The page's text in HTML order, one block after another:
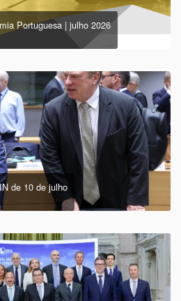
Portuguesa | julho 2026
de 10 de julho